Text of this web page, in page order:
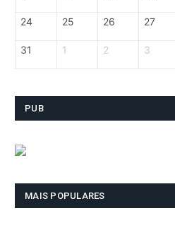
24 25 26 27
31 1 2 3
PUB
MAIS POPULARES